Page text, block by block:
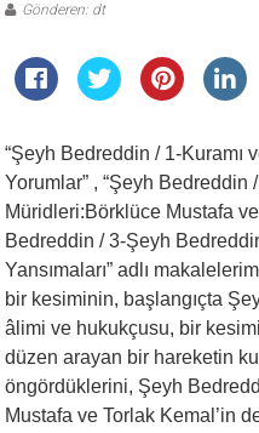
Gönderen: dt
“Şeyh Bedreddin / 1-
Yorumlar” , “Şeyh Bedreddin
Müridleri:Börklüce Mustafa
Bedreddin / 3-Şeyh
Yansımaları” adlı
bir kesiminin, başlangıçta
âlimi ve hukukçusu, bir
düzen arayan bir hareketin
öngördüklerini, Şeyh
Mustafa ve Torlak Kemal’in